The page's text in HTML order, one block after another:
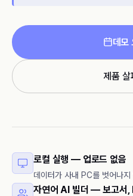
데모
제품 살
로컬 실행 — 업로드 없음
데이터가 사내 PC를 벗어나
자연어 AI 빌더 — 보고서,